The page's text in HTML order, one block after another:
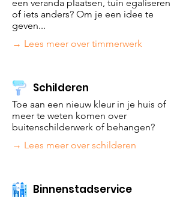
een veranda plaatsen, tuin egaliseren
of iets anders? Om je een idee te
geven...
→ Lees meer over timmerwerk
Schilderen
Toe aan een nieuw kleur in je huis of
meer te weten komen over
buitenschilderwerk of behangen?
→ Lees meer over schilderen
Binnenstadservice